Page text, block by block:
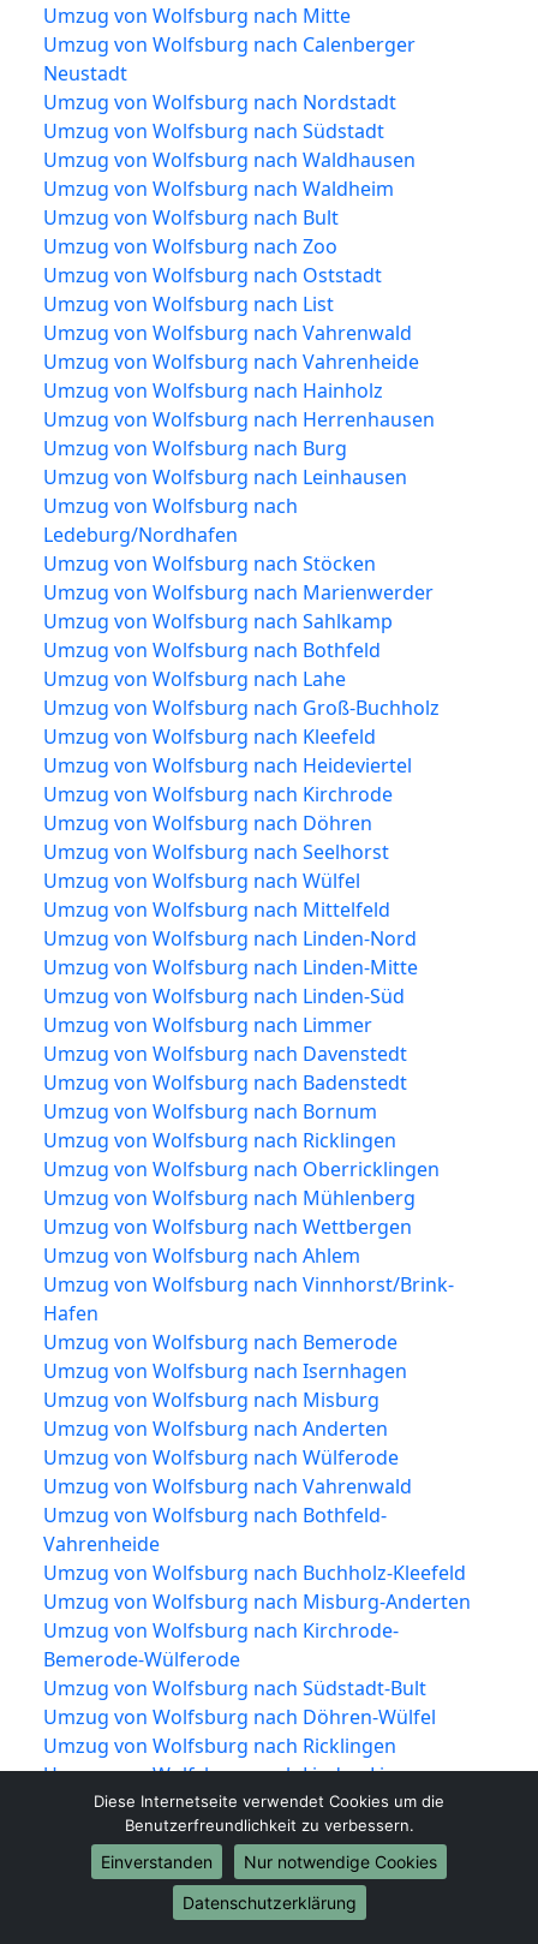
Umzug von Wolfsburg nach Mitte
Umzug von Wolfsburg nach Calenberger
Neustadt
Umzug von Wolfsburg nach Nordstadt
Umzug von Wolfsburg nach Südstadt
Umzug von Wolfsburg nach Waldhausen
Umzug von Wolfsburg nach Waldheim
Umzug von Wolfsburg nach Bult
Umzug von Wolfsburg nach Zoo
Umzug von Wolfsburg nach Oststadt
Umzug von Wolfsburg nach List
Umzug von Wolfsburg nach Vahrenwald
Umzug von Wolfsburg nach Vahrenheide
Umzug von Wolfsburg nach Hainholz
Umzug von Wolfsburg nach Herrenhausen
Umzug von Wolfsburg nach Burg
Umzug von Wolfsburg nach Leinhausen
Umzug von Wolfsburg nach
Ledeburg/Nordhafen
Umzug von Wolfsburg nach Stöcken
Umzug von Wolfsburg nach Marienwerder
Umzug von Wolfsburg nach Sahlkamp
Umzug von Wolfsburg nach Bothfeld
Umzug von Wolfsburg nach Lahe
Umzug von Wolfsburg nach Groß-Buchholz
Umzug von Wolfsburg nach Kleefeld
Umzug von Wolfsburg nach Heideviertel
Umzug von Wolfsburg nach Kirchrode
Umzug von Wolfsburg nach Döhren
Umzug von Wolfsburg nach Seelhorst
Umzug von Wolfsburg nach Wülfel
Umzug von Wolfsburg nach Mittelfeld
Umzug von Wolfsburg nach Linden-Nord
Umzug von Wolfsburg nach Linden-Mitte
Umzug von Wolfsburg nach Linden-Süd
Umzug von Wolfsburg nach Limmer
Umzug von Wolfsburg nach Davenstedt
Umzug von Wolfsburg nach Badenstedt
Umzug von Wolfsburg nach Bornum
Umzug von Wolfsburg nach Ricklingen
Umzug von Wolfsburg nach Oberricklingen
Umzug von Wolfsburg nach Mühlenberg
Umzug von Wolfsburg nach Wettbergen
Umzug von Wolfsburg nach Ahlem
Umzug von Wolfsburg nach Vinnhorst/Brink-
Hafen
Umzug von Wolfsburg nach Bemerode
Umzug von Wolfsburg nach Isernhagen
Umzug von Wolfsburg nach Misburg
Umzug von Wolfsburg nach Anderten
Umzug von Wolfsburg nach Wülferode
Umzug von Wolfsburg nach Vahrenwald
Umzug von Wolfsburg nach Bothfeld-
Vahrenheide
Umzug von Wolfsburg nach Buchholz-Kleefeld
Umzug von Wolfsburg nach Misburg-Anderten
Umzug von Wolfsburg nach Kirchrode-
Bemerode-Wülferode
Umzug von Wolfsburg nach Südstadt-Bult
Umzug von Wolfsburg nach Döhren-Wülfel
Umzug von Wolfsburg nach Ricklingen
Umzug von Wolfsburg nach Linden-Limmer
Umzug von Wolfsburg nach Ahlem-Badenstedt-
Davenstedt
Umzug von Wolfsburg nach Herrenhausen-
Diese Internetseite verwendet Cookies um die
Benutzerfreundlichkeit zu verbessern.
Einverstanden
Nur notwendige Cookies
Datenschutzerklärung